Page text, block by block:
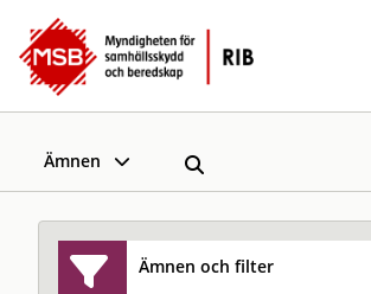
Ämnen
Ämnen och filter